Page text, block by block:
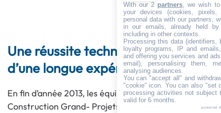
Une intervention THP au Turkménistan
pour Vinci Grands-Projets
Une réussite technique THP issue
d’une longue expérience
En fin d’année 2013, les équipes travaux de Vinci
Construction Grand- Projets ont sollicité THP pour
With our 2 partners, we wish to
your devices (cookies,
personal data with our partners,
in our emails, already held
including in other contexts.
Processing this data (identifiers,
loyalty programs, IP and
and offering you services and
email), personalising them,
analysing audiences.
You can "accept all" and
"cookie" icon. You can also "set
processing activities not subject
valid for 6 months.
powered